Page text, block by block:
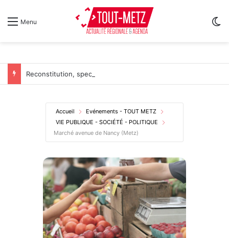
Menu
Accueil
Evénements - TOUT METZ
VIE PUBLIQUE - SOCIÉTÉ - POLITIQUE
Marché avenue de Nancy (Metz)